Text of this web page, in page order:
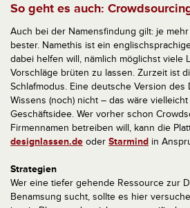
So geht es auch:
Auch bei der Namensfindung gilt: je
bester. Namethis ist ein
dabei helfen will, nämlich möglichst viele
Vorschläge brüten zu lassen. Zurzeit ist
Schlafmodus. Eine deutsche Version des
Wissens (noch) nicht – das wäre
Geschäftsidee. Wer vorher schon
Firmennamen betreiben will, kann die
designlassen.de oder Starmind in
Strategien
Wer eine tiefer gehende Ressource zur
Benamsung sucht, sollte es hier